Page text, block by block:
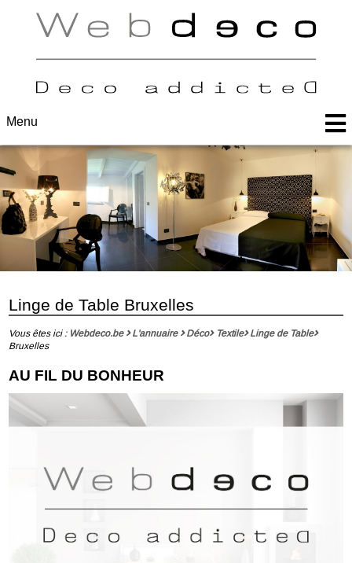
Menu
Linge de Table Bruxelles
Vous êtes ici : Webdeco.be L'annuaire Déco Textile Linge de Table
Bruxelles
AU FIL DU BONHEUR